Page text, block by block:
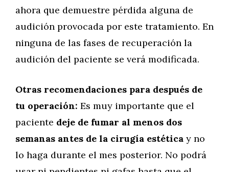
ahora que demuestre pérdida alguna de
audición provocada por este tratamiento. En
ninguna de las fases de recuperación la
audición del paciente se verá modificada.
Otras recomendaciones para después de
tu operación: Es muy importante que el
paciente deje de fumar al menos dos
semanas antes de la cirugía estética y no
lo haga durante el mes posterior. No podrá